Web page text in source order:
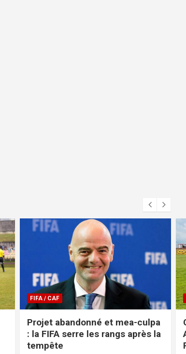
COUPE DU CAMEROUN
Coupe du Cameroun 2026 :
Aigle Royal brise le rêve de
Rizière FC